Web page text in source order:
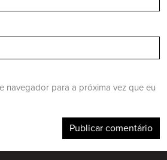
navegador para a próxima vez que eu